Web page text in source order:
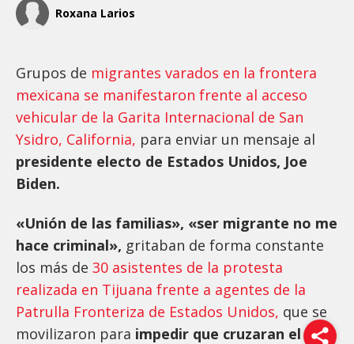
Roxana Larios
Grupos de migrantes varados en la frontera
mexicana se manifestaron frente al acceso
vehicular de la Garita Internacional de San
Ysidro, California, para enviar un mensaje al
presidente electo de Estados Unidos, Joe
Biden.
«Unión de las familias», «ser migrante no me
hace criminal», gritaban de forma constante
los más de 30 asistentes de la protesta
realizada en Tijuana frente a agentes de la
Patrulla Fronteriza de Estados Unidos, que se
movilizaron para impedir que cruzaran el